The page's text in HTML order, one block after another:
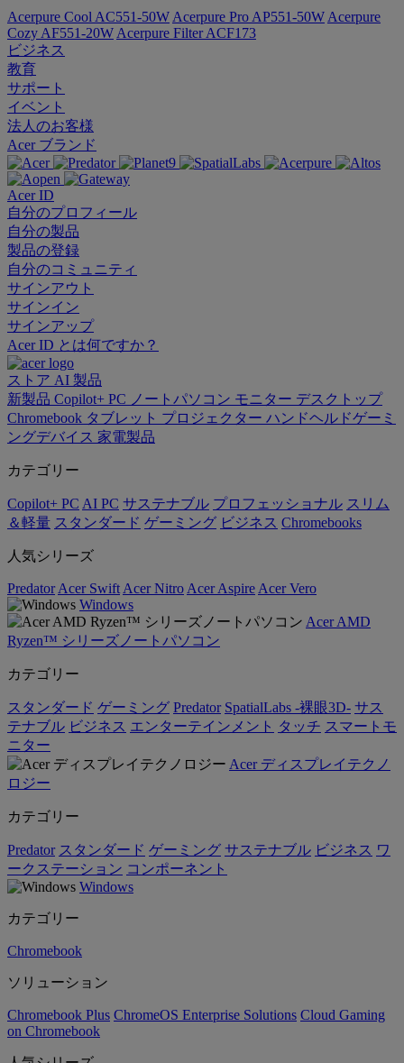
Acerpure Cool AC551-50W Acerpure Pro AP551-50W Acerpure
Cozy AF551-20W Acerpure Filter ACF173
ビジネス
教育
サポート
イベント
法人のお客様
Acer ブランド
Acer ID
自分のプロフィール
自分の製品
製品の登録
自分のコミュニティ
サインアウト
サインイン
サインアップ
Acer ID とは何ですか？
ストア AI 製品
新製品 Copilot+ PC ノートパソコン モニター デスクトップ
Chromebook タブレット プロジェクター ハンドヘルドゲーミ
ングデバイス 家電製品
カテゴリー
Copilot+ PC AI PC サステナブル プロフェッショナル スリム
＆軽量 スタンダード ゲーミング ビジネス Chromebooks
人気シリーズ
Predator Acer Swift Acer Nitro Acer Aspire Acer Vero
Windows
Acer AMD
Ryzen™ シリーズノートパソコン
カテゴリー
スタンダード ゲーミング Predator SpatialLabs -裸眼3D- サス
テナブル ビジネス エンターテインメント タッチ スマートモ
ニター
Acer ディスプレイテクノ
ロジー
カテゴリー
Predator スタンダード ゲーミング サステナブル ビジネス ワ
ークステーション コンポーネント
Windows
カテゴリー
Chromebook
ソリューション
Chromebook Plus ChromeOS Enterprise Solutions Cloud Gaming
on Chromebook